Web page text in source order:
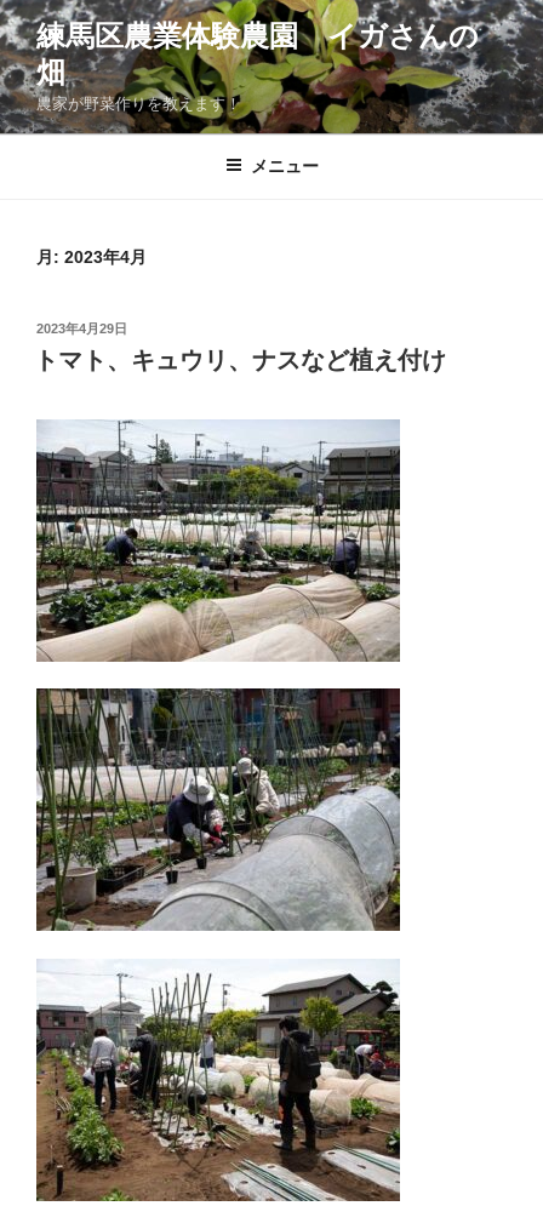
コ
ン
テ
ン
ツ
練馬区農業体験農園 イガさんの
畑
農家が野菜作りを教えます！
メニュー
月: 2023年4月
投
稿
日:
2023年4月29日
トマト、キュウリ、ナスなど植え付け